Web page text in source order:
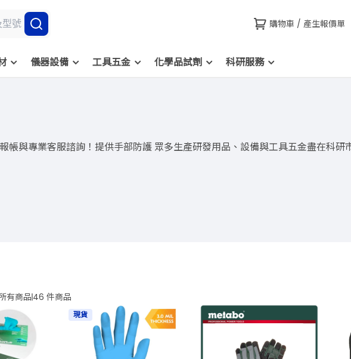
購物車 / 產生報價單
儀器設備 工具五金 化學品試劑 科研服務
帳與專業客服諮詢！提供手部防護 眾多生產研發用品、設備與工具五金盡在科研
有商品 46 件商品
現貨